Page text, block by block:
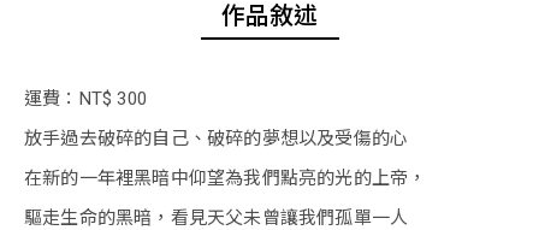
作品敘述
運費：NT$ 300
放手過去破碎的自己、破碎的夢想以及受傷的心
在新的一年裡黑暗中仰望為我們點亮的光的上帝，
驅走生命的黑暗，看見天父未曾讓我們孤單一人